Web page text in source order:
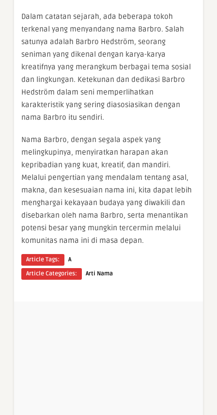
Dalam catatan sejarah, ada beberapa tokoh
terkenal yang menyandang nama Barbro. Salah
satunya adalah Barbro Hedström, seorang
seniman yang dikenal dengan karya-karya
kreatifnya yang merangkum berbagai tema sosial
dan lingkungan. Ketekunan dan dedikasi Barbro
Hedström dalam seni memperlihatkan
karakteristik yang sering diasosiasikan dengan
nama Barbro itu sendiri.
Nama Barbro, dengan segala aspek yang
melingkupinya, menyiratkan harapan akan
kepribadian yang kuat, kreatif, dan mandiri.
Melalui pengertian yang mendalam tentang asal,
makna, dan kesesuaian nama ini, kita dapat lebih
menghargai kekayaan budaya yang diwakili dan
disebarkan oleh nama Barbro, serta menantikan
potensi besar yang mungkin tercermin melalui
komunitas nama ini di masa depan.
Article Tags:
A
Article Categories:
Arti Nama